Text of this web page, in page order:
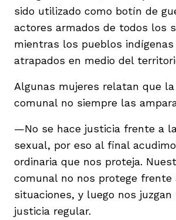
sido utilizado como botín de
actores armados de todos los
mientras los pueblos indígenas
atrapados en medio del
Algunas mujeres relatan que
comunal no siempre las
—No se hace justicia frente a
sexual, por eso al final
ordinaria que nos proteja.
comunal no nos protege frente
situaciones, y luego nos
justicia regular.